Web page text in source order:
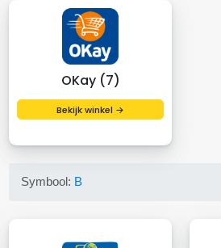
OKay (7)
Bekijk winkel →
Symbool: B